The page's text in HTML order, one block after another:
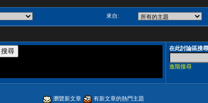
來自:
在此討論區搜尋
進階搜尋
瀏覽新文章
有新文章的熱門主題